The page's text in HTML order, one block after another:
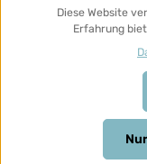
Diese Website
Erfahrung